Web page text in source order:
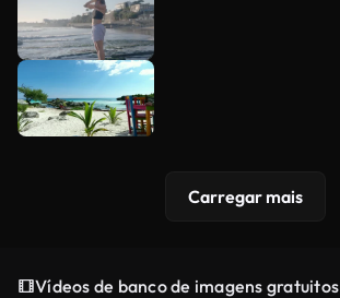
Carregar mais
Vídeos de banco de imagens gratuitos